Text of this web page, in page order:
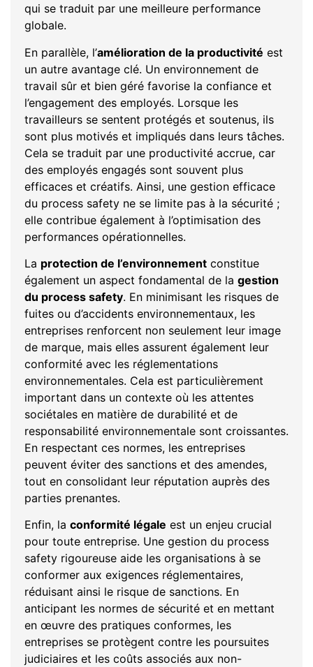
qui se traduit par une meilleure performance
globale.
En parallèle, l’amélioration de la productivité est
un autre avantage clé. Un environnement de
travail sûr et bien géré favorise la confiance et
l’engagement des employés. Lorsque les
travailleurs se sentent protégés et soutenus, ils
sont plus motivés et impliqués dans leurs tâches.
Cela se traduit par une productivité accrue, car
des employés engagés sont souvent plus
efficaces et créatifs. Ainsi, une gestion efficace
du process safety ne se limite pas à la sécurité ;
elle contribue également à l’optimisation des
performances opérationnelles.
La protection de l’environnement constitue
également un aspect fondamental de la gestion
du process safety. En minimisant les risques de
fuites ou d’accidents environnementaux, les
entreprises renforcent non seulement leur image
de marque, mais elles assurent également leur
conformité avec les réglementations
environnementales. Cela est particulièrement
important dans un contexte où les attentes
sociétales en matière de durabilité et de
responsabilité environnementale sont croissantes.
En respectant ces normes, les entreprises
peuvent éviter des sanctions et des amendes,
tout en consolidant leur réputation auprès des
parties prenantes.
Enfin, la conformité légale est un enjeu crucial
pour toute entreprise. Une gestion du process
safety rigoureuse aide les organisations à se
conformer aux exigences réglementaires,
réduisant ainsi le risque de sanctions. En
anticipant les normes de sécurité et en mettant
en œuvre des pratiques conformes, les
entreprises se protègent contre les poursuites
judiciaires et les coûts associés aux non-